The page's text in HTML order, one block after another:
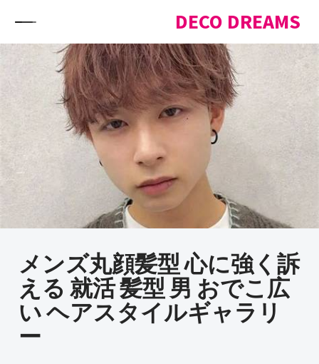
DECO DREAMS
メンズ丸顔髪型 心に強く訴
える 就活 髪型 男 おでこ広
い ヘアスタイルギャラリ
ー